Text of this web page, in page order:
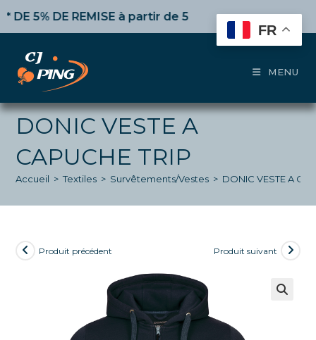
DE REMISEà partir de 50€ d’achat,10%dès 100€,
MENU
DONIC VESTE A
CAPUCHE TRIP
Accueil > Textiles > Survêtements/Vestes > DONIC VESTE A
Produit précédent Produit suivant
FR